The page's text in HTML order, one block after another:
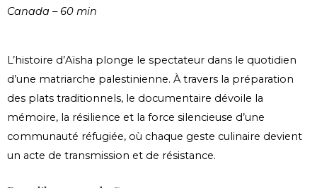
Canada – 60 min
L’histoire d’Aïsha plonge le spectateur dans le quotidien
d’une matriarche palestinienne. À travers la préparation
des plats traditionnels, le documentaire dévoile la
mémoire, la résilience et la force silencieuse d’une
communauté réfugiée, où chaque geste culinaire devient
un acte de transmission et de résistance.